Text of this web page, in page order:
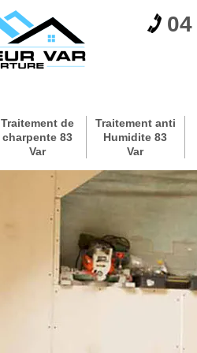
Traitement de
charpente 83
Var
Traitement anti
Humidite 83
Var